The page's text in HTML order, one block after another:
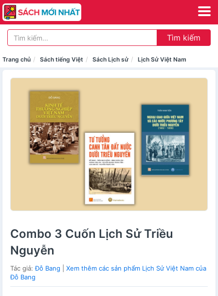
Tìm kiếm
Trang chủ Sách tiếng Việt Sách Lịch sử Lịch Sử Việt Nam
Combo 3 Cuốn Lịch Sử Triều
Nguyễn
Tác giả:Đỗ Bang
Xem thêm các sản phẩm Lịch Sử Việt Nam của
Đỗ Bang